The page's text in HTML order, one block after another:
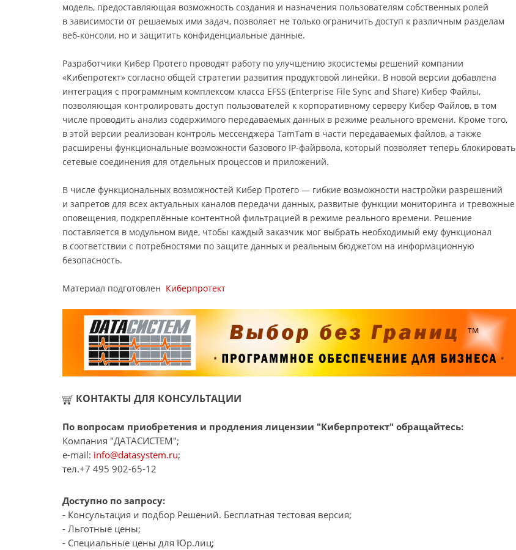
модель, предоставляющая возможность создания и назначения пользователям собственных ролей
в зависимости от решаемых ими задач, позволяет не только ограничить доступ к различным разделам
веб-консоли, но и защитить конфиденциальные данные.
Разработчики Кибер Протего проводят работу по улучшению экосистемы решений компании
«Кибепротект» согласно общей стратегии развития продуктовой линейки. В новой версии добавлена
интеграция с программным комплексом класса EFSS (Enterprise File Sync and Share) Кибер Файлы,
позволяющая контролировать доступ пользователей к корпоративному серверу Кибер Файлов, в том
числе проводить анализ содержимого передаваемых данных в режиме реального времени. Кроме того,
в этой версии реализован контроль мессенджера TamTam в части передаваемых файлов, а также
расширены функциональные возможности базового IP-файрвола, который позволяет теперь блокировать
сетевые соединения для отдельных процессов и приложений.
В числе функциональных возможностей Кибер Протего — гибкие возможности настройки разрешений
и запретов для всех актуальных каналов передачи данных, развитые функции мониторинга и тревожные
оповещения, подкреплённые контентной фильтрацией в режиме реального времени. Решение
поставляется в модульном виде, чтобы каждый заказчик мог выбрать необходимый ему функционал
в соответствии с потребностями по защите данных и реальным бюджетом на информационную
безопасность.
Материал подготовлен Киберпротект
КОНТАКТЫ ДЛЯ КОНСУЛЬТАЦИИ
По вопросам приобретения и продления лицензии "Киберпротект" обращайтесь:
Компания "ДАТАСИСТЕМ";
e-mail: info@datasystem.ru;
тел.+7 495 902-65-12
Доступно по запросу:
- Консультация и подбор Решений. Бесплатная тестовая версия;
- Льготные цены;
- Специальные цены для Юр.лиц;